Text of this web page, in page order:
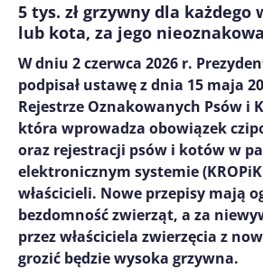
5 tys. zł grzywny dla każdego
lub kota, za jego
W dniu 2 czerwca 2026 r.
podpisał ustawę z dnia 15 maja
Rejestrze Oznakowanych Psów i
która wprowadza obowiązek
oraz rejestracji psów i kotów w
elektronicznym systemie
właścicieli. Nowe przepisy mają
bezdomność zwierząt, a za
przez właściciela zwierzęcia z
grozić będzie wysoka grzywna.